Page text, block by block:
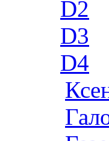
D2
D3
D4